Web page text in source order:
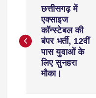
छत्तीसगढ़ में
एक्साइज
कॉन्स्टेबल की
बंपर भर्ती, 12वीं
पास युवाओं के
लिए सुनहरा
मौका।